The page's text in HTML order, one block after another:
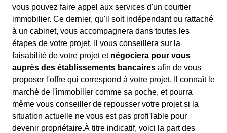
vous pouvez faire appel aux services d'un courtier
immobilier. Ce dernier, qu'il soit indépendant ou rattaché
à un cabinet, vous accompagnera dans toutes les
étapes de votre projet. Il vous conseillera sur la
faisabilité de votre projet et négociera pour vous
auprès des établissements bancaires afin de vous
proposer l'offre qui correspond à votre projet. Il connaît le
marché de l'immobilier comme sa poche, et pourra
même vous conseiller de repousser votre projet si la
situation actuelle ne vous est pas profiTable pour
devenir propriétaire.À titre indicatif, voici la part des